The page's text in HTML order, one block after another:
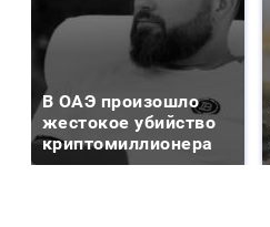
В ОАЭ произошло
жестокое убийство
криптомиллионера